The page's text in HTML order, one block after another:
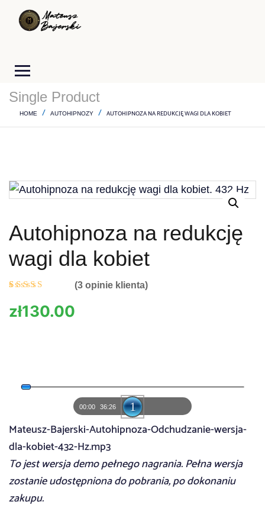
Single Product
HOME AUTOHIPNOZY AUTOHIPNOZA NA REDUKCJĘ WAGI DLA KOBIET
Autohipnoza na redukcję
wagi dla kobiet
4.67na
5 na
(3opinie klienta)
zł130.00
d
i
o
P
00:00 36:26
Mateusz-Bajerski-Autohipnoza-Odchudzanie-wersja-
dla-kobiet-432-Hz.mp3
To jest wersja demo pełnego nagrania. Pełna wersja
zostanie udostępniona do pobrania, po dokonaniu
zakupu.